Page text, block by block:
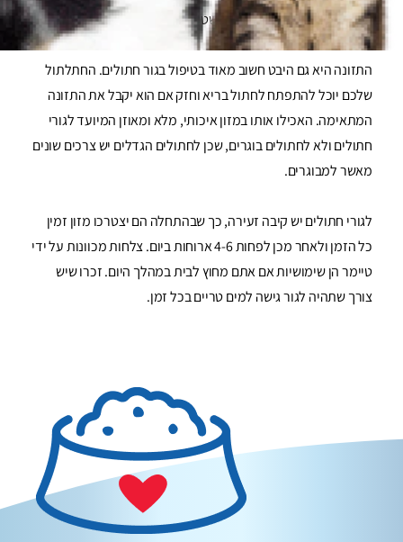
שלכם עשוי לבחור ברהיטים או שטיחים במקום זאת!
התזונה היא גם היבט חשוב מאוד בטיפול בגור חתולים. החתלתול
שלכם יוכל להתפתח לחתול בריא וחזק אם הוא יקבל את התזונה
המתאימה. האכילו אותו במזון איכותי, מלא ומאוזן המיועד לגורי
חתולים ולא לחתולים בוגרים, שכן לחתולים הגדלים יש צרכים שונים
מאשר למבוגרים.
לגורי חתולים יש קיבה זעירה, כך שבהתחלה הם יצטרכו מזון זמין
כל הזמן ולאחר מכן לפחות 4-6 ארוחות ביום. צלחות מכוונות על ידי
טיימר הן שימושיות אם אתם מחוץ לבית במהלך היום. זכרו שיש
צורך שתהיה לגור גישה למים טריים בכל זמן.